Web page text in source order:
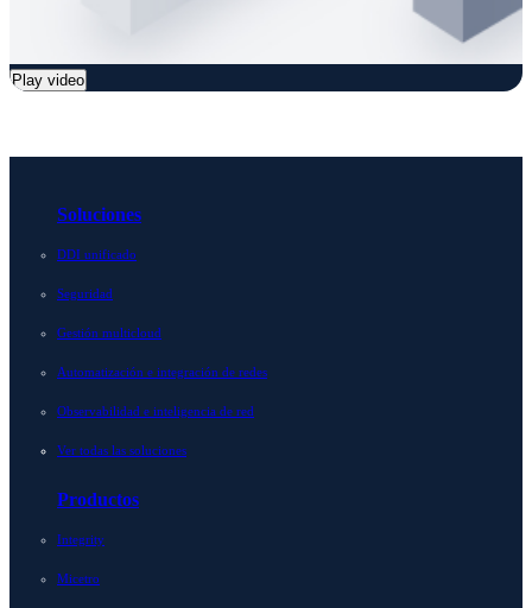
Play video
Soluciones
DDI unificado
Seguridad
Gestión multicloud
Automatización e integración de redes
Observabilidad e inteligencia de red
Ver todas las soluciones
Productos
Integrity
Micetro